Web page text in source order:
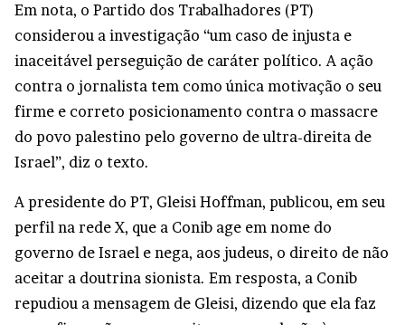
Em nota, o Partido dos Trabalhadores (PT)
considerou a investigação “um caso de injusta e
inaceitável perseguição de caráter político. A ação
contra o jornalista tem como única motivação o seu
firme e correto posicionamento contra o massacre
do povo palestino pelo governo de ultra-direita de
Israel”, diz o texto.
A presidente do PT, Gleisi Hoffman, publicou, em seu
perfil na rede X, que a Conib age em nome do
governo de Israel e nega, aos judeus, o direito de não
aceitar a doutrina sionista. Em resposta, a Conib
repudiou a mensagem de Gleisi, dizendo que ela faz